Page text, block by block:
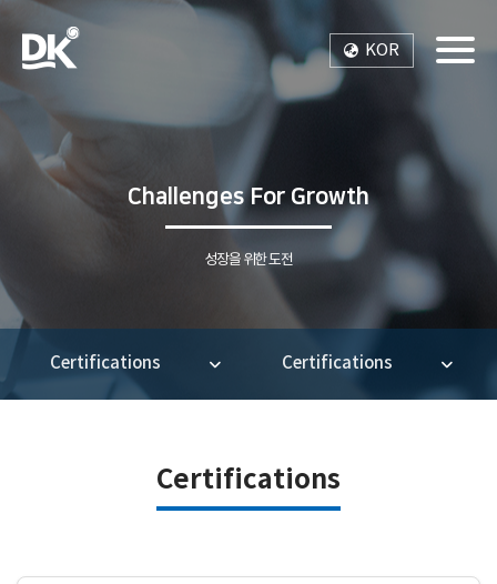
KOR
Challenges For Growth
성장을 위한 도전
Certifications Certifications
Certifications